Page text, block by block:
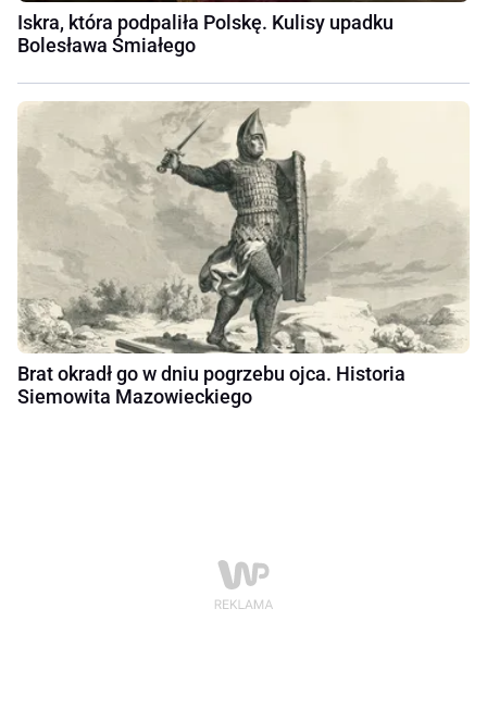
Iskra, która podpaliła Polskę. Kulisy upadku
Bolesława Śmiałego
Brat okradł go w dniu pogrzebu ojca. Historia
Siemowita Mazowieckiego